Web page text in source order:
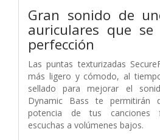
Gran sonido de
auriculares que
perfección
Las puntas texturizadas
más ligero y cómodo, al
sellado para mejorar el
Dynamic Bass te permitirán
potencia de tus canciones
escuchas a volúmenes bajos.